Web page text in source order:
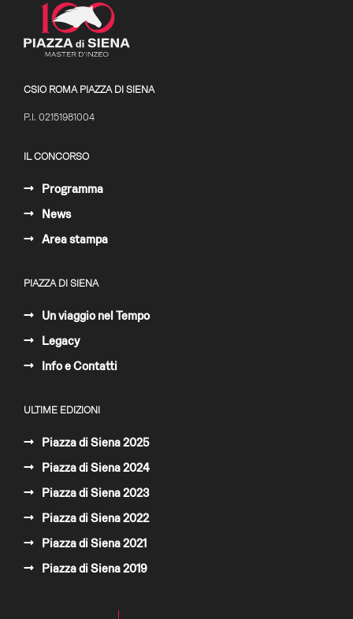
CSIO ROMA PIAZZA DI SIENA
P.I. 02151981004
IL CONCORSO
Programma
News
Area stampa
PIAZZA DI SIENA
Un viaggio nel Tempo
Legacy
Info e Contatti
ULTIME EDIZIONI
Piazza di Siena 2025
Piazza di Siena 2024
Piazza di Siena 2023
Piazza di Siena 2022
Piazza di Siena 2021
Piazza di Siena 2019